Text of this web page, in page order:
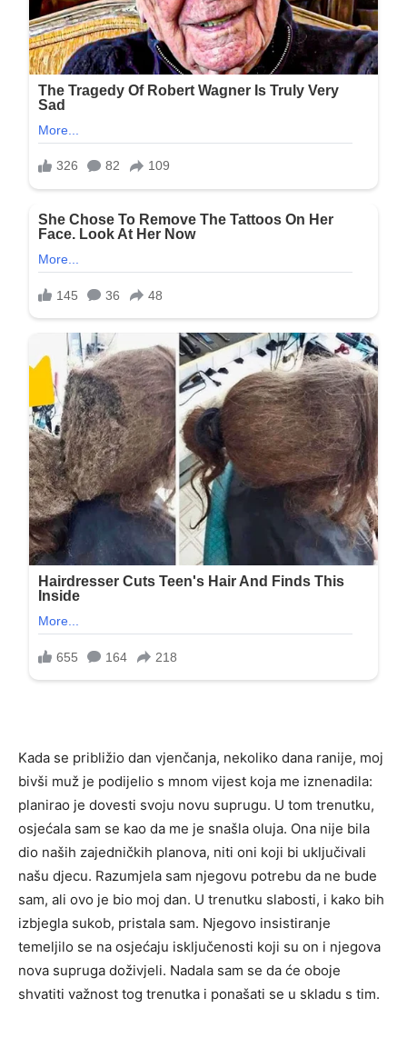
Kada se približio dan vjenčanja, nekoliko dana ranije, moj
bivši muž je podijelio s mnom vijest koja me iznenadila:
planirao je dovesti svoju novu suprugu. U tom trenutku,
osjećala sam se kao da me je snašla oluja. Ona nije bila
dio naših zajedničkih planova, niti oni koji bi uključivali
našu djecu. Razumjela sam njegovu potrebu da ne bude
sam, ali ovo je bio moj dan. U trenutku slabosti, i kako bih
izbjegla sukob, pristala sam. Njegovo insistiranje
temeljilo se na osjećaju isključenosti koji su on i njegova
nova supruga doživjeli. Nadala sam se da će oboje
shvatiti važnost tog trenutka i ponašati se u skladu s tim.